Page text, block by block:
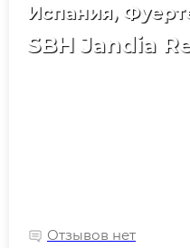
Испания,
SBH Jandia
Отзывов нет